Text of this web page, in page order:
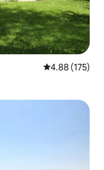
คะแนนเฉลี่ย
4.88 (175)